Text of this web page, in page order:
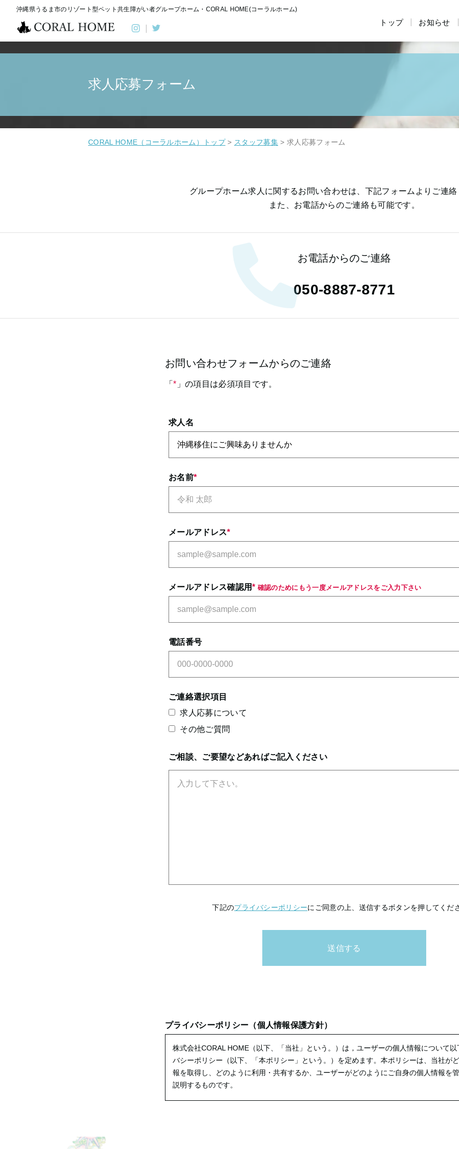
沖縄県うるま市のリゾート型ペット共生障がい者グループホーム ・CORAL HOME(コーラルホーム)
トップ お知らせ
求人応募フォーム
CORAL HOME（コーラルホーム）トップ> スタッフ募集> 求人応募フォーム
グループホーム求人に関するお問い合わせは、下記フォームよりご連
また、お電話からのご連絡も可能です。
お電話からのご連絡
050-8887-8771
お問い合わせフォームからのご連絡
「* 」の項目は必須項目です。
求人名
お名前*
メールアドレス*
メールアドレス確認用* 確認のためにもう一度メールアドレスをご入力下さい
電話番号
ご連絡選択項目
求人応募について
その他ご質問
ご相談、ご要望などあればご記入ください
下記のプライバシーポリシーにご同意の上、送信するボタンを押してくだ
プライバシーポリシー（個人情報保護方針）
株式会社CORAL HOME（以下、「当社」という。）は，ユーザーの個人情報について
バシーポリシー（以下、「本ポリシー」という。）を定めます。本ポリシーは、当社が
報を取得し、どのように利用・共有するか、ユーザーがどのようにご自身の個人情報を
説明するものです。